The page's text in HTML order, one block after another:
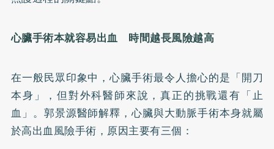
心臟手術本就容易出血 時間越長風險越高
在一般民眾印象中，心臟手術最令人擔心的是「開刀
本身」，但對外科醫師來說，真正的挑戰還有「止
血」。郭景源醫師解釋，心臟與大動脈手術本身就屬
於高出血風險手術，原因主要有三個：